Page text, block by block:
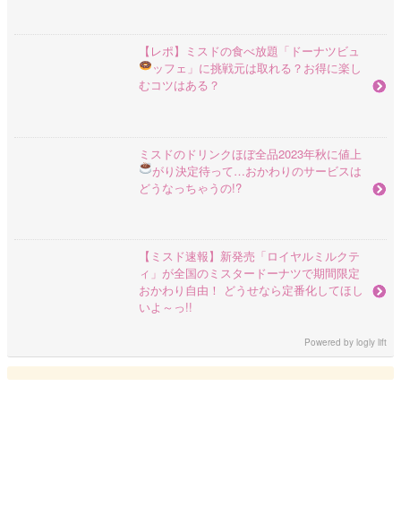
【レポ】ミスドの食べ放題「ドーナツビュ
ッフェ」に挑戦元は取れる？お得に楽し
むコツはある？
ミスドのドリンクほぼ全品2023年秋に値上
がり決定待って…おかわりのサービスは
どうなっちゃうの!?
【ミスド速報】新発売「ロイヤルミルクテ
ィ」が全国のミスタードーナツで期間限定
おかわり自由！ どうせなら定番化してほし
いよ～っ!!
Powered bylogly lift